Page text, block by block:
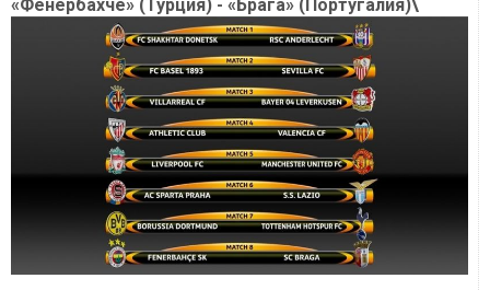
«Фенербахче» (Турция) - «Брага» (Португалия)\